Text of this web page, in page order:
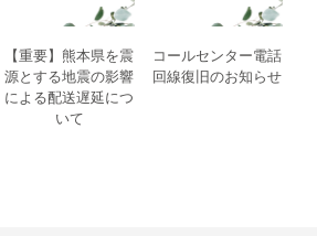
【重要】熊本県を震
源とする地震の影響
による配送遅延につ
いて
コールセンター電話
回線復旧のお知らせ